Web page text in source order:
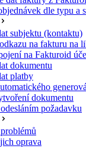
dle typu a
subjektu (kontaktu)
na fakturu na
na Fakturoid
dokumentu
platby
dokumentu
požadavku
oprava